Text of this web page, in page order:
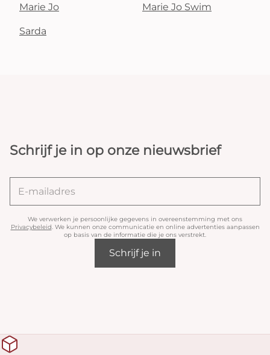
Marie Jo Marie Jo Swim
Sarda
Schrijf je in op onze nieuwsbrief
We verwerken je persoonlijke gegevens in overeenstemming met ons
Privacybeleid. We kunnen onze communicatie en online advertenties aanpassen
op basis van de informatie die je ons verstrekt.
Schrijf je in